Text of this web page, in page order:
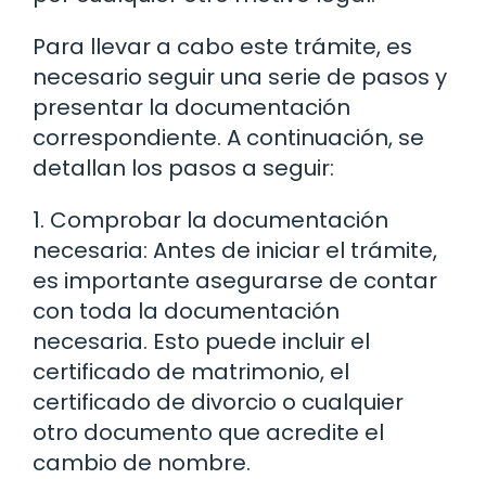
Para llevar a cabo este trámite, es
necesario seguir una serie de pasos y
presentar la documentación
correspondiente. A continuación, se
detallan los pasos a seguir:
1. Comprobar la documentación
necesaria: Antes de iniciar el trámite,
es importante asegurarse de contar
con toda la documentación
necesaria. Esto puede incluir el
certificado de matrimonio, el
certificado de divorcio o cualquier
otro documento que acredite el
cambio de nombre.